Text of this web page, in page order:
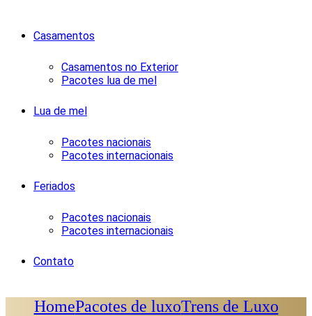
Casamentos
Casamentos no Exterior
Pacotes lua de mel
Lua de mel
Pacotes nacionais
Pacotes internacionais
Feriados
Pacotes nacionais
Pacotes internacionais
Contato
HomePacotes de luxoTrens de Luxo